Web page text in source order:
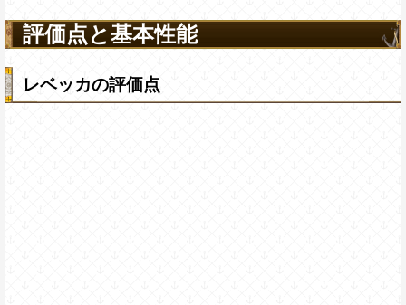
評価点と基本性能
レベッカの評価点